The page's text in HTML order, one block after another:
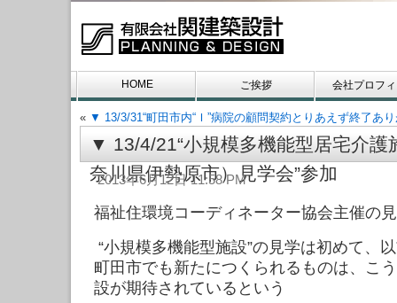
HOME ご挨拶 会社プロフ
お問い合わせ
« ▼ 13/3/31“町田市内“Ｉ”病院の顧問契約とりあえず終了あ
▼ 13/4/21“小規模多機能型居宅介護
奈川県伊勢原市）見学会”参加
2013年6月12日 11:58 PM
福祉住環境コーディネーター協会主催の
“小規模多機能型施設”の見学は初めて、
町田市でも新たにつくられるものは、こ
設が期待されているという